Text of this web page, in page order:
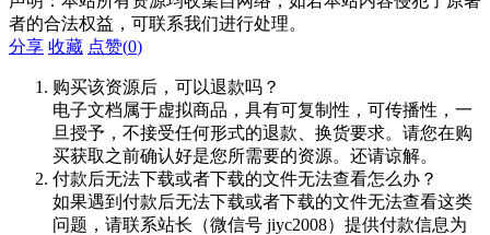
者的合法权益，可联系我们进行处理。
分享 收藏 点赞(0)
购买该资源后，可以退款吗？
电子文档属于虚拟商品，具有可复制性，可传播性，一
旦授予，不接受任何形式的退款、换货要求。请您在购
买获取之前确认好是您所需要的资源。还请谅解。
付款后无法下载或者下载的文件无法查看怎么办？
如果遇到付款后无法下载或者下载的文件无法查看这类
问题，请联系站长（微信号 jiyc2008）提供付款信息为